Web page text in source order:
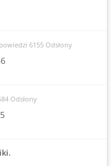
6155 Odsłony
Odsłony